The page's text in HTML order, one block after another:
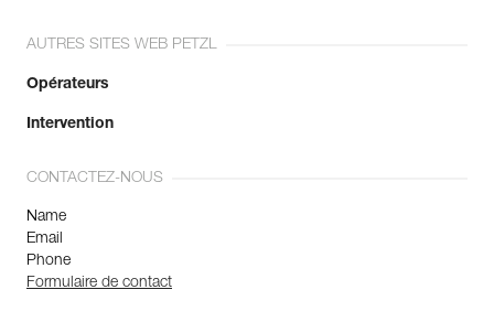
AUTRES SITES WEB PETZL
Opérateurs
Intervention
CONTACTEZ-NOUS
Name
Email
Phone
Formulaire de contact